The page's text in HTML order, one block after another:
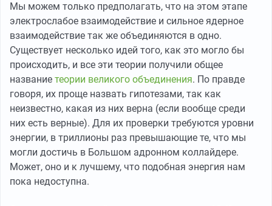
Мы можем только предполагать, что на этом этапе
электрослабое взаимодействие и сильное ядерное
взаимодействие так же объединяются в одно.
Существует несколько идей того, как это могло бы
происходить, и все эти теории получили общее
название теории великого объединения. По правде
говоря, их проще назвать гипотезами, так как
неизвестно, какая из них верна (если вообще среди
них есть верные). Для их проверки требуются уровни
энергии, в триллионы раз превышающие те, что мы
могли достичь в Большом адронном коллайдере.
Может, оно и к лучшему, что подобная энергия нам
пока недоступна.